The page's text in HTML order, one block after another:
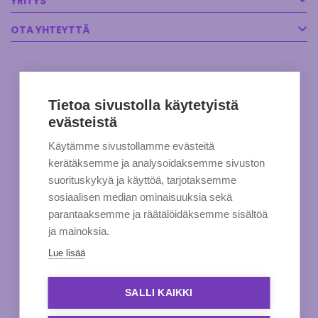
OTA YHTEYTTÄ
Tietoa sivustolla käytetyistä
evästeistä
Käytämme sivustollamme evästeitä
kerätäksemme ja analysoidaksemme sivuston
suorituskykyä ja käyttöä, tarjotaksemme
sosiaalisen median ominaisuuksia sekä
parantaaksemme ja räätälöidäksemme sisältöä
ja mainoksia.
Lue lisää
SALLI KAIKKI